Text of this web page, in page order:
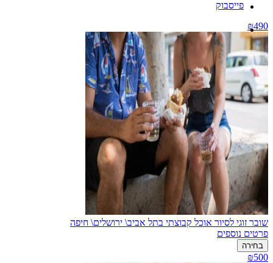
פייסבוק
₪490
שובר זוגי לסיור אוכל קבוצתי בתל אביב\ ירושלים\ חיפה
פרטים נוספים
בחירה
₪500